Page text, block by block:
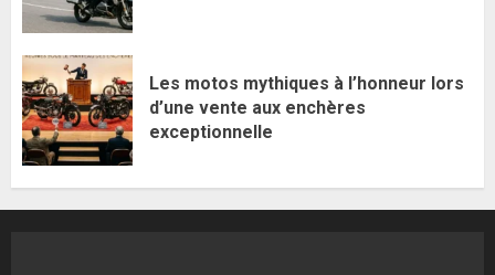
Les motos mythiques à l’honneur lors
d’une vente aux enchères
exceptionnelle